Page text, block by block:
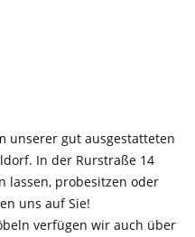
unserer gut ausgestatteten
In der Rurstraße 14
lassen, probesitzen oder
uns auf Sie!
verfügen wir auch über